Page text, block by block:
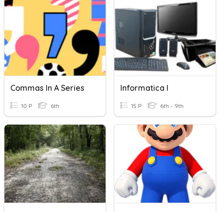
Commas In A Series
10 P 6th
Informatica I
15 P 6th - 9th